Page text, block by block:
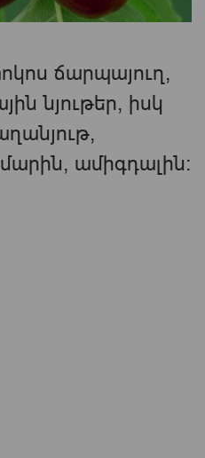
ճարպայուղ,
նյութեր, իսկ
ամիգդալին։